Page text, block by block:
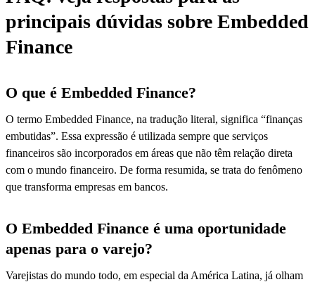
principais dúvidas sobre Embedded
Finance
O que é Embedded Finance?
O termo Embedded Finance, na tradução literal, significa “finanças
embutidas”. Essa expressão é utilizada sempre que serviços
financeiros são incorporados em áreas que não têm relação direta
com o mundo financeiro. De forma resumida, se trata do fenômeno
que transforma empresas em bancos.
O Embedded Finance é uma oportunidade
apenas para o varejo?
Varejistas do mundo todo, em especial da América Latina, já olham